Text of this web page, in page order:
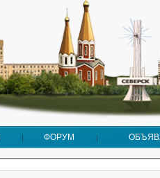
ФОРУМ